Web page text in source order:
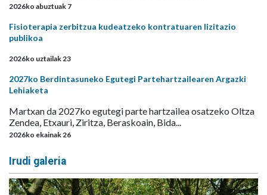
2026ko abuztuak 7
Fisioterapia zerbitzua kudeatzeko kontratuaren lizitazio
publikoa
2026ko uztailak 23
2027ko Berdintasuneko Egutegi Partehartzailearen Argazki
Lehiaketa
Martxan da 2027ko egutegi parte hartzailea osatzeko Oltza
Zendea, Etxauri, Ziritza, Beraskoain, Bida...
2026ko ekainak 26
Irudi galeria